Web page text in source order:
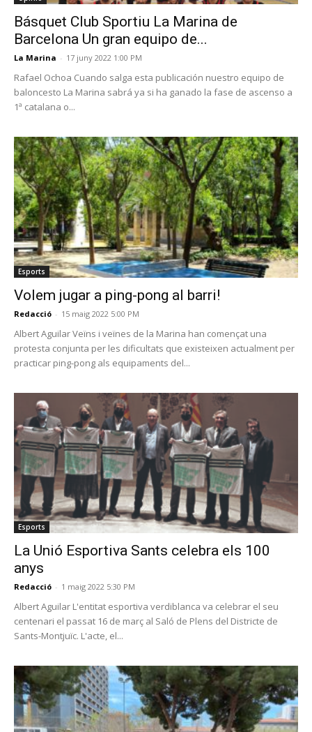
Básquet Club Sportiu La Marina de
Barcelona Un gran equipo de...
La Marina - 17 juny 2022 1:00 PM
Rafael Ochoa Cuando salga esta publicación nuestro equipo de
baloncesto La Marina sabrá ya si ha ganado la fase de ascenso a
1ª catalana o...
Esports
Volem jugar a ping-pong al barri!
Redacció - 15 maig 2022 5:00 PM
Albert Aguilar Veïns i veïnes de la Marina han començat una
protesta conjunta per les dificultats que existeixen actualment per
practicar ping-pong als equipaments del...
Esports
La Unió Esportiva Sants celebra els 100
anys
Redacció - 1 maig 2022 5:30 PM
Albert Aguilar L'entitat esportiva verdiblanca va celebrar el seu
centenari el passat 16 de març al Saló de Plens del Districte de
Sants-Montjuïc. L'acte, el...